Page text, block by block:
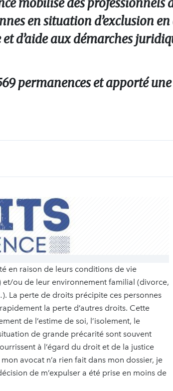
mobilise des
en situation d’exclusion en
d’aide aux démarches
permanences et apporté
en raison de leurs conditions de vie
ou de leur environnement familial (divorce,
La perte de droits précipite ces personnes
la perte d’autres droits. Cette
de l’estime de soi, l’isolement, le
de grande précarité sont souvent
à l’égard du droit et de la justice
avocat n’a rien fait dans mon dossier, je
de m’expulser a été prise en moins de